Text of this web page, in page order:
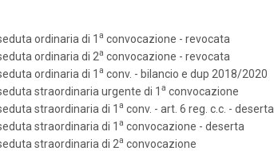
ordinaria di 1 a convocazione - revocata
ordinaria di 2a convocazione - revocata
ordinaria di 1 a conv. - bilancio e dup 2018/2020
straordinaria urgente di 1 a convocazione
straordinaria di 1 a conv. - art. 6 reg. c.c. - deserta
straordinaria di 1 a convocazione - deserta
straordinaria di 2a convocazione